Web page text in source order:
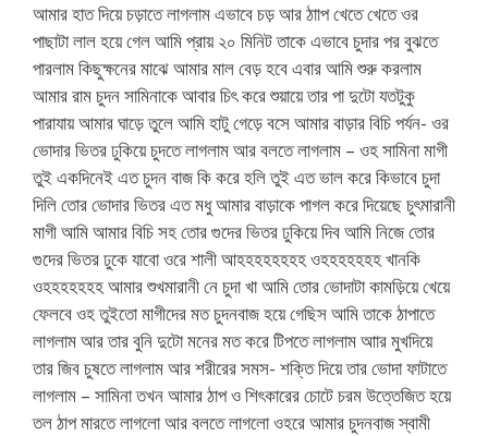
আমার হাত দিয়ে চড়াতে লাগলাম এভাবে চড় আর ঠাাপ খেতে খেতে ওর
পাছাটা লাল হয়ে গেল আমি প্রায় ২০ মিনিট তাকে এভাবে চুদার পর বুঝতে
পারলাম কিছুক্ষনের মাঝে আমার মাল বেড় হবে এবার আমি শুরু করলাম
আমার রাম চুদন সামিনাকে আবার চিৎ করে শুয়ায়ে তার পা দুটো যতটুকু
পারাযায় আমার ঘাড়ে তুলে আমি হাটু গেড়ে বসে আমার বাড়ার বিচি পর্যন- ওর
ভোদার ভিতর ঢুকিয়ে চুদতে লাগলাম আর বলতে লাগলাম – ওহ সামিনা মাগী
তুই একদিনেই এত চুদন বাজ কি করে হলি তুই এত ভাল করে কিভাবে চুদা
দিলি তোর ভোদার ভিতর এত মধু আমার বাড়াকে পাগল করে দিয়েছে চুৎমারানী
মাগী আমি আমার বিচি সহ তোর গুদের ভিতর ঢুকিয়ে দিব আমি নিজে তোর
গুদের ভিতর ঢুকে যাবো ওরে শালী আহহহহহহহহ ওহহহহহহহ খানকি
ওহহহহহহহ আমার শুখমারানী নে চুদা খা আমি তোর ভোদাটা কামড়িয়ে খেয়ে
ফেলবে ওহ তুইতো মাগীদের মত চুদনবাজ হয়ে গেছিস আমি তাকে ঠাপাতে
লাগলাম আর তার বুনি দুটো মনের মত করে টিপতে লাগলাম আার মুখদিয়ে
তার জিব চুষতে লাগলাম আর শরীরের সমস- শক্তি দিয়ে তার ভোদা ফাটাতে
লাগলাম – সামিনা তখন আমার ঠাপ ও শিৎকারের চোটে চরম উত্তেজিত হয়ে
তল ঠাপ মারতে লাগলো আর বলতে লাগলো ওহরে আমার চুদনবাজ স্বামী